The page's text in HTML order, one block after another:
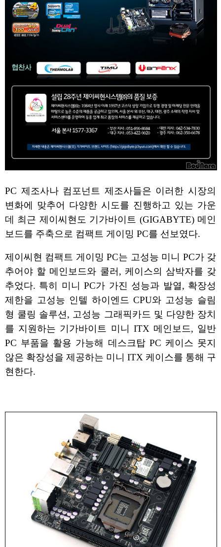
PC 제조사나 컴포넌트 제조사들은 이러한 시장의
변화에 맞추어 다양한 시도를 진행하고 있는 가운
데 최근 제이씨현도 기가바이트 (GIGABYTE) 메인
보드를 주축으로 컴팩트 게이밍 PC를 선보였다.
제이씨현 컴팩트 게이밍 PC는 고성능 미니 PC가 갖
추어야 할 메인보드와 쿨러, 케이스의 삼박자를 갖
추었다. 특히 미니 PC가 가진 성능과 발열, 확장성
제한을 고성능 인텔 하이엔드 CPU와 고성능 슬림
형 쿨링 솔루션, 고성능 그래픽카드 및 다양한 장치
를 지원하는 기가바이트 미니 ITX 메인보드, 일반
PC 부품을 활용 가능해 데스크탑 PC 케이스 못지
않은 확장성을 제공하는 미니 ITX 케이스를 통해 구
현한다.